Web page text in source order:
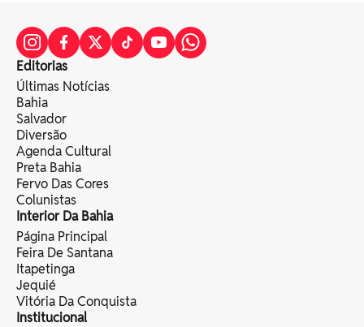
Editorias
Últimas Notícias
Bahia
Salvador
Diversão
Agenda Cultural
Preta Bahia
Fervo Das Cores
Colunistas
Interior Da Bahia
Página Principal
Feira De Santana
Itapetinga
Jequié
Vitória Da Conquista
Institucional